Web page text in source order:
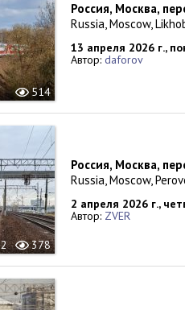
514
Россия, Москва,
Russia, Moscow,
13 апреля 2026 г.,
Автор: daforov
2 378
Россия, Москва,
Russia, Moscow,
2 апреля 2026 г.,
Автор: ZVER